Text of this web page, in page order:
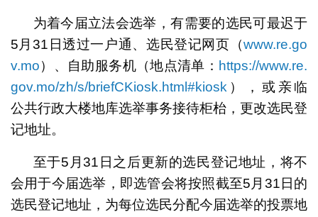
为着今届立法会选举，有需要的选民可最迟于
5月31日透过一户通、选民登记网页（www.re.go
v.mo）、自助服务机（地点清单： https://www.re.
gov.mo/zh/s/briefCKiosk.html#kiosk ），或亲临
公共行政大楼地库选举事务接待柜枱，更改选民登
记地址。
至于5月31日之后更新的选民登记地址，将不
会用于今届选举，即选管会将按照截至5月31日的
选民登记地址，为每位选民分配今届选举的投票地